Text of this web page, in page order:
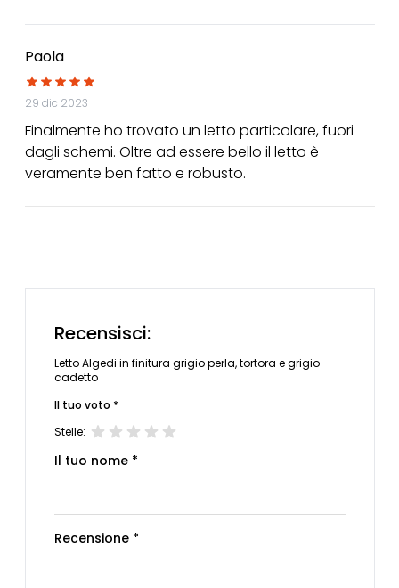
Paola
29 dic 2023
Finalmente ho trovato un letto particolare, fuori
dagli schemi. Oltre ad essere bello il letto è
veramente ben fatto e robusto.
Recensisci:
Letto Algedi in finitura grigio perla, tortora e grigio
cadetto
Il tuo voto *
Stelle:
Il tuo nome *
Recensione *